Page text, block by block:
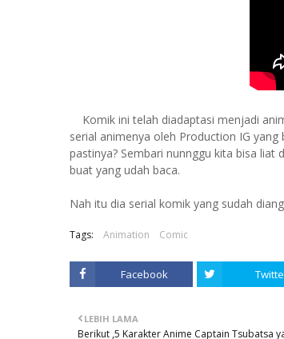
Komik ini telah diadaptasi menjadi
serial animenya oleh Production IG
pastinya? Sembari nunnggu kita bisa liat
buat yang udah baca.
Nah itu dia serial komik yang sudah
Tags: Animation Comic
Facebook
LEBIH LAMA
Berikut ,5 Karakter Anime Captain Tsubatsa